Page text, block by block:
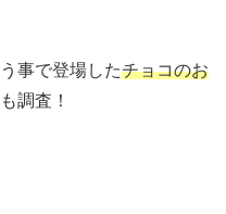
事で登場したチョコのお
調査！